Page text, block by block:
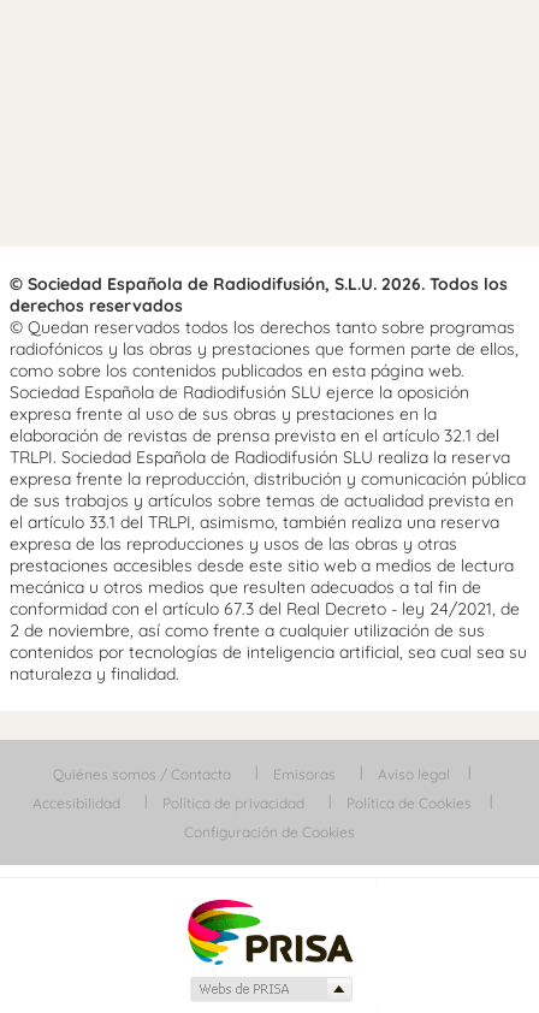
© Sociedad Española de Radiodifusión, S.L.U. 2026. Todos los
derechos reservados
© Quedan reservados todos los derechos tanto sobre programas
radiofónicos y las obras y prestaciones que formen parte de ellos,
como sobre los contenidos publicados en esta página web.
Sociedad Española de Radiodifusión SLU ejerce la oposición
expresa frente al uso de sus obras y prestaciones en la
elaboración de revistas de prensa prevista en el artículo 32.1 del
TRLPI. Sociedad Española de Radiodifusión SLU realiza la reserva
expresa frente la reproducción, distribución y comunicación pública
de sus trabajos y artículos sobre temas de actualidad prevista en
el artículo 33.1 del TRLPI, asimismo, también realiza una reserva
expresa de las reproducciones y usos de las obras y otras
prestaciones accesibles desde este sitio web a medios de lectura
mecánica u otros medios que resulten adecuados a tal fin de
conformidad con el artículo 67.3 del Real Decreto - ley 24/2021, de
2 de noviembre, así como frente a cualquier utilización de sus
contenidos por tecnologías de inteligencia artificial, sea cual sea su
naturaleza y finalidad.
Quiénes somos / Contacta Emisoras
Aviso legal
Accesibilidad
Política de privacidad
Política de Cookies
Configuración de Cookies